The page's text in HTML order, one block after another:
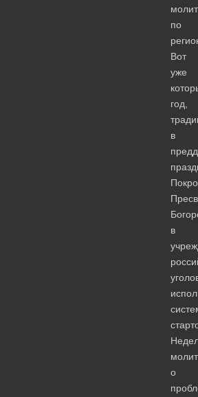
по
Вот
уже
год,
в
в
о